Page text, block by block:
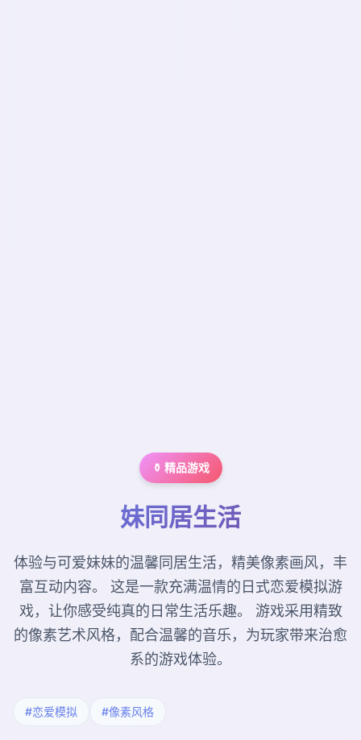
⚱️ 精品游戏
妹同居生活
体验与可爱妹妹的温馨同居生活，精美像素画风，丰
富互动内容。 这是一款充满温情的日式恋爱模拟游
戏，让你感受纯真的日常生活乐趣。 游戏采用精致
的像素艺术风格，配合温馨的音乐，为玩家带来治愈
系的游戏体验。
#恋爱模拟 #像素风格